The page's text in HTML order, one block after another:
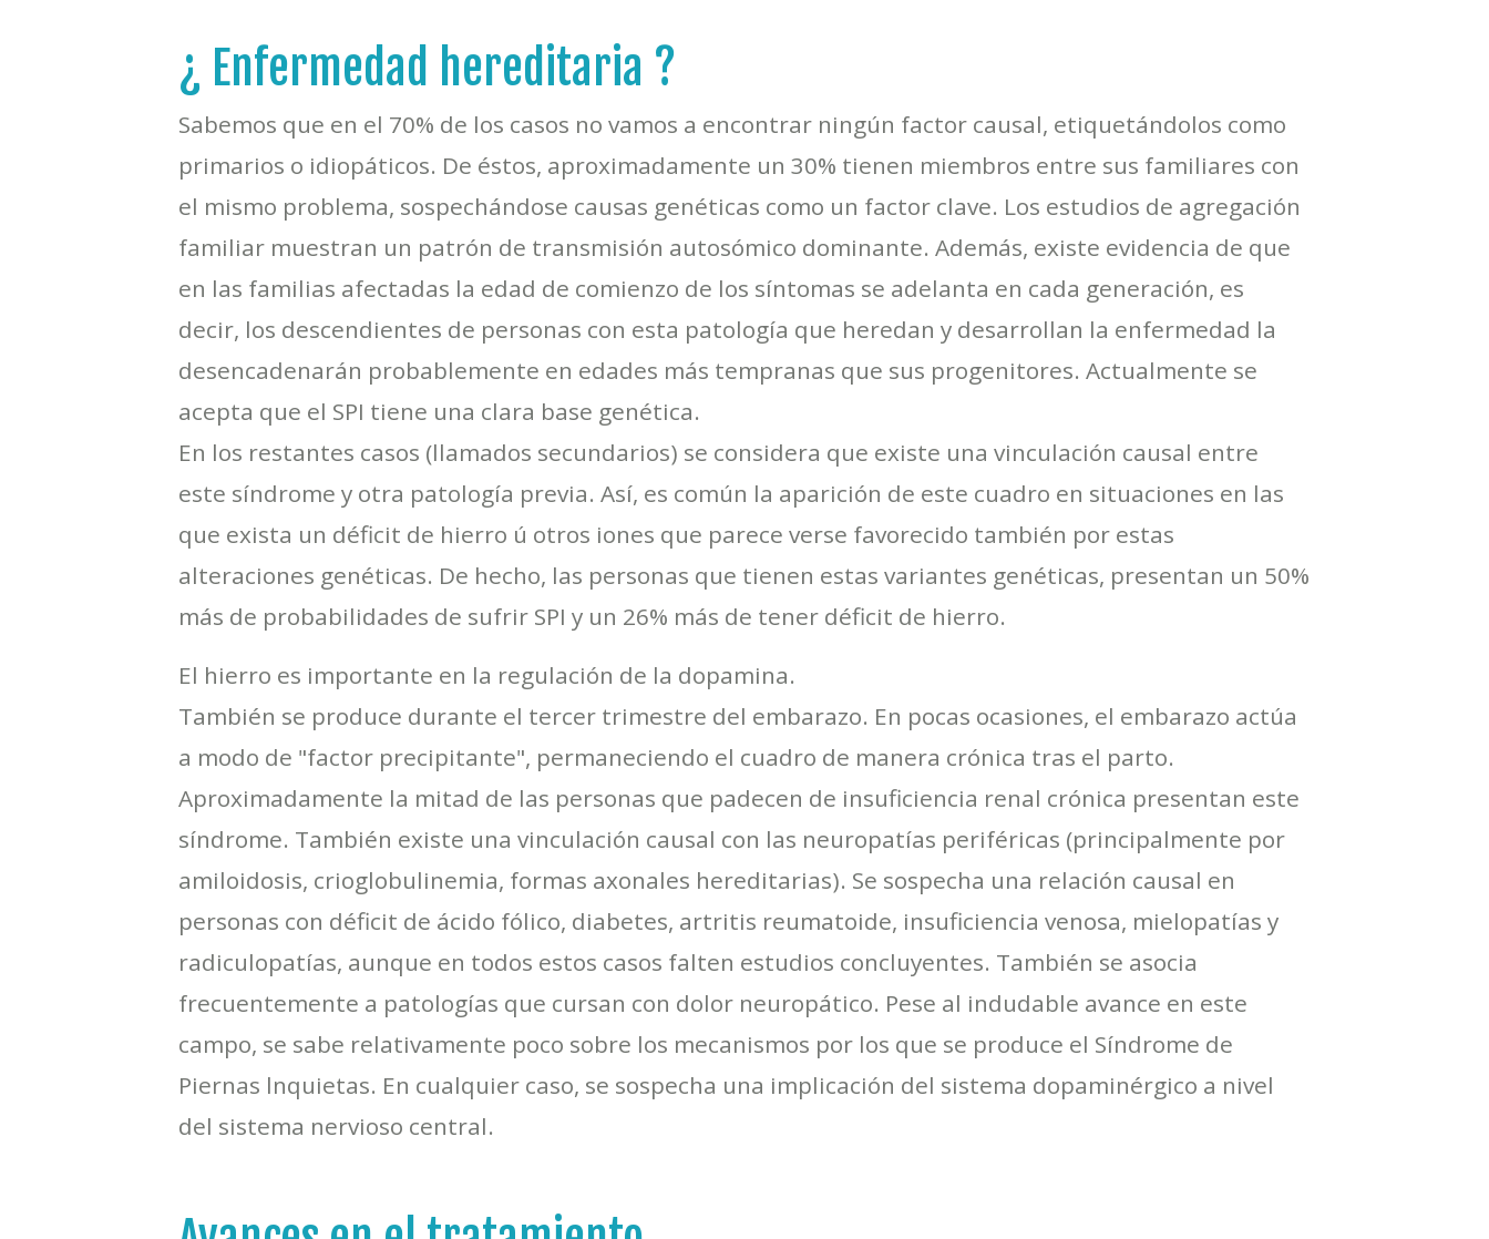
¿ Enfermedad hereditaria ?
Sabemos que en el 70% de los casos no vamos a encontrar ningún factor causal, etiquetándolos como
primarios o idiopáticos. De éstos, aproximadamente un 30% tienen miembros entre sus familiares con
el mismo problema, sospechándose causas genéticas como un factor clave. Los estudios de agregación
familiar muestran un patrón de transmisión autosómico dominante. Además, existe evidencia de que
en las familias afectadas la edad de comienzo de los síntomas se adelanta en cada generación, es
decir, los descendientes de personas con esta patología que heredan y desarrollan la enfermedad la
desencadenarán probablemente en edades más tempranas que sus progenitores. Actualmente se
acepta que el SPI tiene una clara base genética.
En los restantes casos (llamados secundarios) se considera que existe una vinculación causal entre
este síndrome y otra patología previa. Así, es común la aparición de este cuadro en situaciones en las
que exista un déficit de hierro ú otros iones que parece verse favorecido también por estas
alteraciones genéticas. De hecho, las personas que tienen estas variantes genéticas, presentan un 50%
más de probabilidades de sufrir SPI y un 26% más de tener déficit de hierro.
El hierro es importante en la regulación de la dopamina.
También se produce durante el tercer trimestre del embarazo. En pocas ocasiones, el embarazo actúa
a modo de "factor precipitante", permaneciendo el cuadro de manera crónica tras el parto.
Aproximadamente la mitad de las personas que padecen de insuficiencia renal crónica presentan este
síndrome. También existe una vinculación causal con las neuropatías periféricas (principalmente por
amiloidosis, crioglobulinemia, formas axonales hereditarias). Se sospecha una relación causal en
personas con déficit de ácido fólico, diabetes, artritis reumatoide, insuficiencia venosa, mielopatías y
radiculopatías, aunque en todos estos casos falten estudios concluyentes. También se asocia
frecuentemente a patologías que cursan con dolor neuropático. Pese al indudable avance en este
campo, se sabe relativamente poco sobre los mecanismos por los que se produce el Síndrome de
Piernas lnquietas. En cualquier caso, se sospecha una implicación del sistema dopaminérgico a nivel
del sistema nervioso central.